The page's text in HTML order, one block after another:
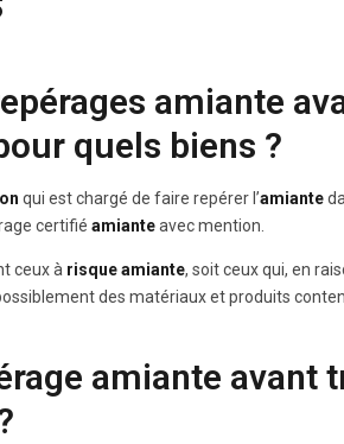
amiante
quels biens ?
qui est chargé de faire repérer l’amiante
certifié amianteavec mention.
ceux à risque amiante, soit ceux qui, en
des matériaux et produits
amiante avant